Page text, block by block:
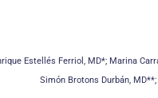
Estellés Ferriol, MD*; Marina
Simón Brotons Durbán,